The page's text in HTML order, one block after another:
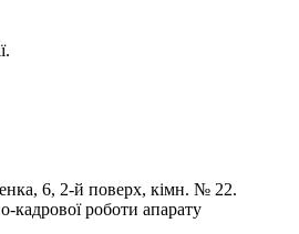
6, 2-й поверх, кімн. № 22.
кадрової роботи апарату